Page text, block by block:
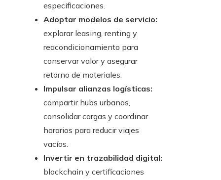
especificaciones.
Adoptar modelos de servicio:
explorar leasing, renting y
reacondicionamiento para
conservar valor y asegurar
retorno de materiales.
Impulsar alianzas logísticas:
compartir hubs urbanos,
consolidar cargas y coordinar
horarios para reducir viajes
vacíos.
Invertir en trazabilidad digital:
blockchain y certificaciones